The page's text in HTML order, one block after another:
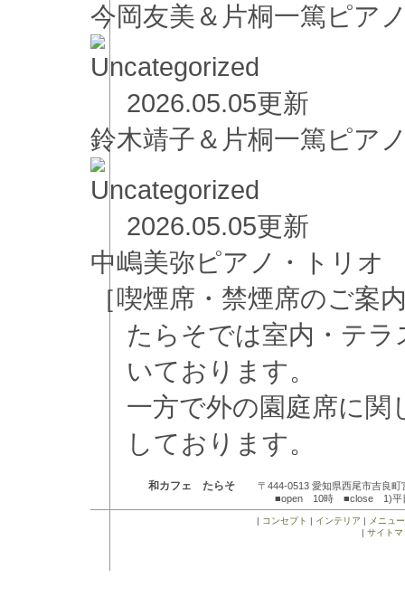
今岡友美＆片桐一篤ピア
2026.05.05更新
鈴木靖子＆片桐一篤ピア
2026.05.05更新
中嶋美弥ピアノ・トリオ
［喫煙席・禁煙席のご案
たらそでは室内・テ
いております。
一方で外の園庭席に関
しております。
和カフェ たらそ
〒444-0513 愛知県西尾市吉良
■open 10時 ■close 1)平
| コンセプト | インテリア |
メニュー
| サイトマ